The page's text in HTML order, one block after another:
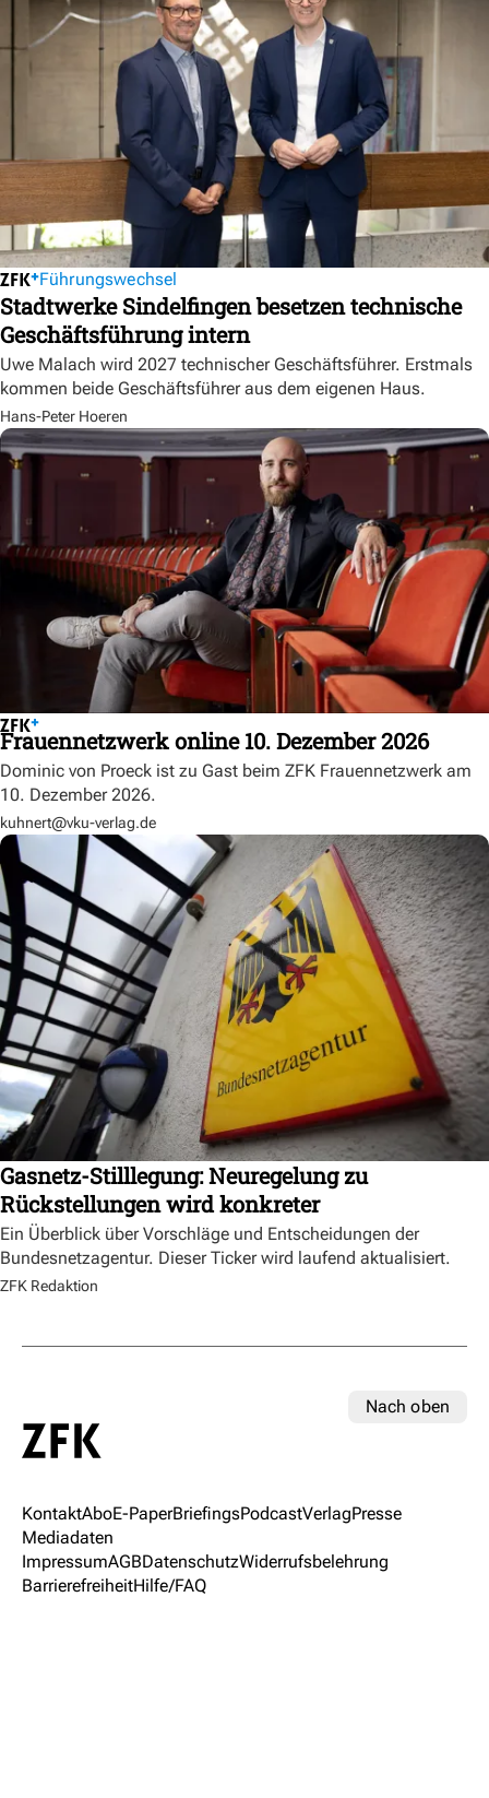
Führungswechsel
Stadtwerke Sindelfingen besetzen technische
Geschäftsführung intern
Uwe Malach wird 2027 technischer Geschäftsführer. Erstmals
kommen beide Geschäftsführer aus dem eigenen Haus.
Hans-Peter Hoeren
Frauennetzwerk online 10. Dezember 2026
Dominic von Proeck ist zu Gast beim ZFK Frauennetzwerk am
10. Dezember 2026.
kuhnert@vku-verlag.de
Gasnetz-Stilllegung: Neuregelung zu
Rückstellungen wird konkreter
Ein Überblick über Vorschläge und Entscheidungen der
Bundesnetzagentur. Dieser Ticker wird laufend aktualisiert.
ZFK Redaktion
Nach oben
KontaktAboE-PaperBriefingsPodcastVerlagPresse
Mediadaten
ImpressumAGBDatenschutzWiderrufsbelehrung
BarrierefreiheitHilfe/FAQ